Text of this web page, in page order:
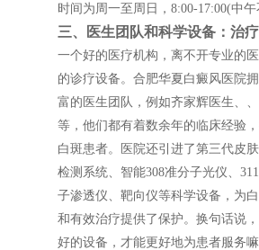
时间为周一至周日，8:00-17:00(中午
三、医生团队和科学设备：治
一个好的医疗机构，离不开专业的
的诊疗设备。合肥华夏白癜风医院
富的医生团队，例如齐家辉医生、
等，他们都有着数余年的临床经验
白斑患者。医院还引进了第三代皮
检测系统、智能308准分子光仪、
子渗透仪、靶向仪等科学设备，为
和有效治疗提供了保护。换句话说
好的设备，才能更好地为患者服务嘛